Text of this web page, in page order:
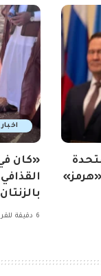
اخبار
«كان
بالزنتان
6 دقيقة للقراءة